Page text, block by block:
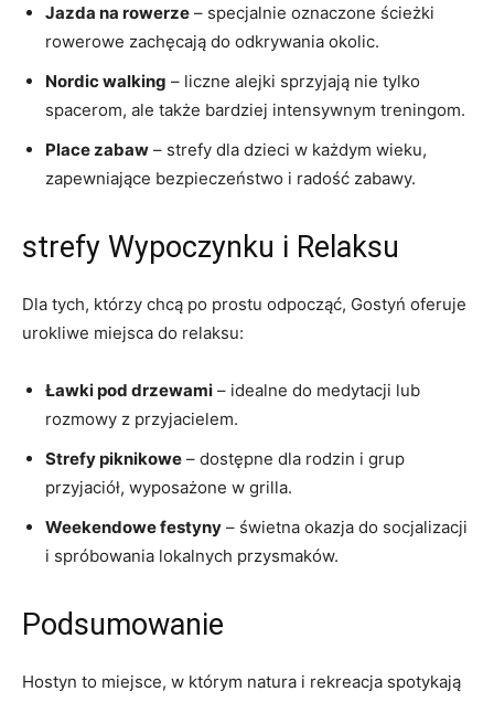
Jazda na rowerze ‍– specjalnie oznaczone ścieżki
rowerowe zachęcają do odkrywania okolic.
Nordic walking – liczne alejki sprzyjają nie⁤ tylko
spacerom, ale także‍ bardziej intensywnym treningom.
Place zabaw – strefy dla dzieci​ w każdym wieku,
zapewniające bezpieczeństwo i radość zabawy.
strefy Wypoczynku i Relaksu
Dla tych, którzy chcą po prostu odpocząć, Gostyń oferuje
urokliwe miejsca⁢ do relaksu:
Ławki pod drzewami ⁤– idealne do medytacji lub
rozmowy z przyjacielem.
Strefy piknikowe – dostępne dla⁢ rodzin i grup
przyjaciół, wyposażone w ‌grilla.
Weekendowe festyny – świetna okazja do socjalizacji
i spróbowania lokalnych przysmaków.
Podsumowanie
Hostyn to miejsce, w którym natura i rekreacja spotykają